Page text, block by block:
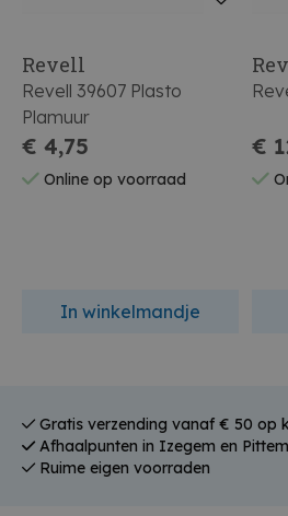
Revell
Revell 39607 Plasto
Plamuur
€ 4,75
Online op voorraad
In winkelmandje
€
Gratis verzending vanaf € 50 op
Afhaalpunten in Izegem en
Ruime eigen voorraden